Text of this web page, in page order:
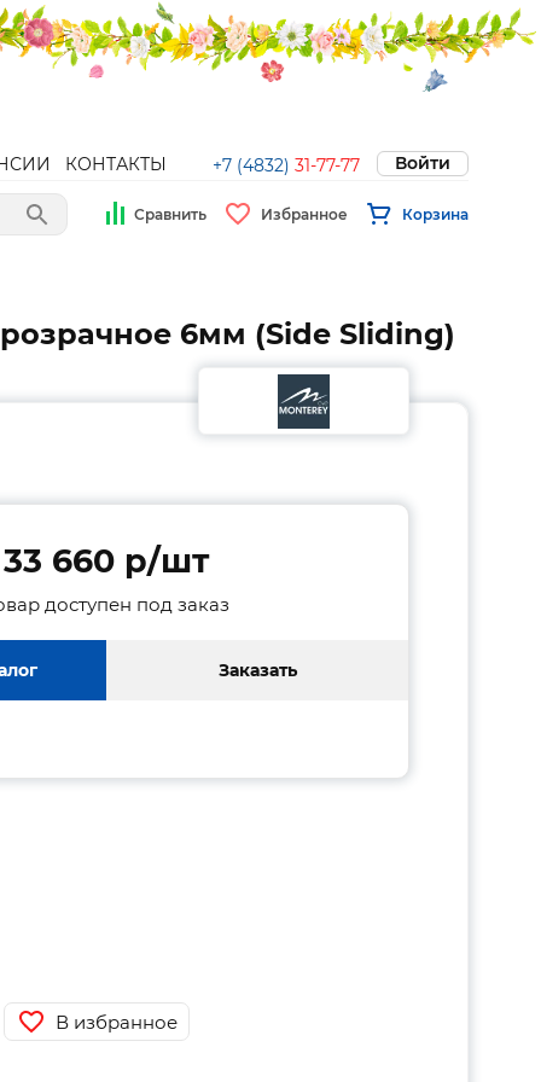
КОНТАКТЫ +7 (4832) 31-77-77 Войти
Сравнить Избранное Корзина
6мм (Side Sliding)
33 660 p/шт
доступен под заказ
Заказать
В избранное